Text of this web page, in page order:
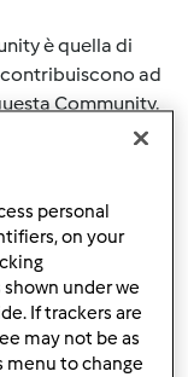
è quella di
ad
Community.
di
al grado
accanto al
attuale.
PER LA
personal
on your
under we
If trackers are
may not be as
menu to change